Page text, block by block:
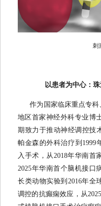
刺
以患者为中心：
作为国家临床重点专
地区首家神经外科专业博
期致力于推动神经调控技
帕金森的外科治疗到1999
入手术，从2018年华南首
2025年华南首个脑机接口
长类动物实验到2016年全
调控的抗癫痫效应，从